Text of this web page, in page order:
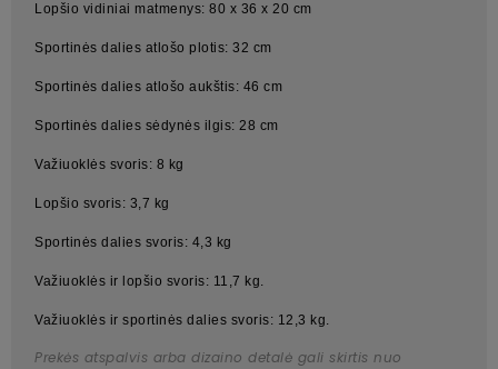
Lopšio vidiniai matmenys: 80 x 36 x 20 cm
Sportinės dalies atlošo plotis: 32 cm
Sportinės dalies atlošo aukštis: 46 cm
Sportinės dalies sėdynės ilgis: 28 cm
Važiuoklės svoris: 8 kg
Lopšio svoris: 3,7 kg
Sportinės dalies svoris: 4,3 kg
Važiuoklės ir lopšio svoris: 11,7 kg.
Važiuoklės ir sportinės dalies svoris: 12,3 kg.
Prekės atspalvis arba dizaino detalė gali skirtis nuo